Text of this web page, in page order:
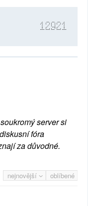
12921
server si
fóra
za důvodné.
nejnovější oblíbené